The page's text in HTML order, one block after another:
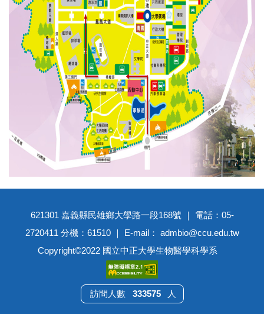
621301 嘉義縣民雄鄉大學路一段168號 ｜ 電話：05-
2720411 分機：61510 ｜ E-mail： admbio@ccu.edu.tw
Copyright©2022 國立中正大學生物醫學科學系
333575